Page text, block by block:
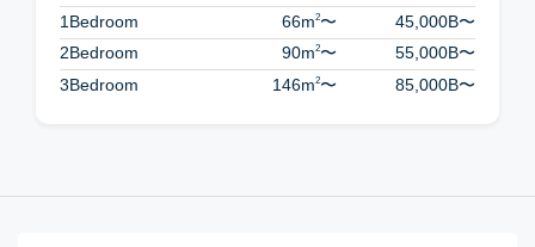
1Bedroom
66m2〜 45,000B〜
2Bedroom
90m2〜 55,000B〜
3Bedroom
146m2〜 85,000B〜